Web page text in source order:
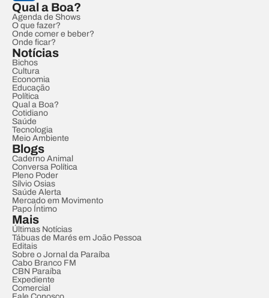
Qual a Boa?
Agenda de Shows
O que fazer?
Onde comer e beber?
Onde ficar?
Notícias
Bichos
Cultura
Economia
Educação
Política
Qual a Boa?
Cotidiano
Saúde
Tecnologia
Meio Ambiente
Blogs
Caderno Animal
Conversa Política
Pleno Poder
Sílvio Osias
Saúde Alerta
Mercado em Movimento
Papo Íntimo
Mais
Últimas Notícias
Tábuas de Marés em João Pessoa
Editais
Sobre o Jornal da Paraíba
Cabo Branco FM
CBN Paraíba
Expediente
Comercial